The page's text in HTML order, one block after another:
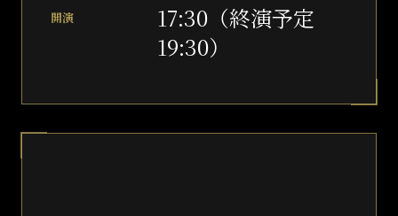
開演
17:30（終演予定
19:30）